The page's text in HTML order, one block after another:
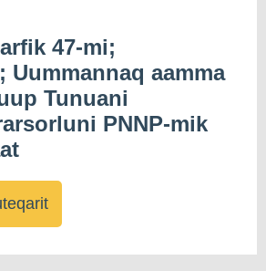
47-mi;
Uummannaq aamma
Tunuani
PNNP-mik